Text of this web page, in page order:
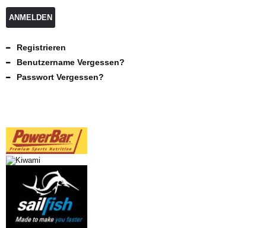
ANMELDEN
Registrieren
Benutzername Vergessen?
Passwort Vergessen?